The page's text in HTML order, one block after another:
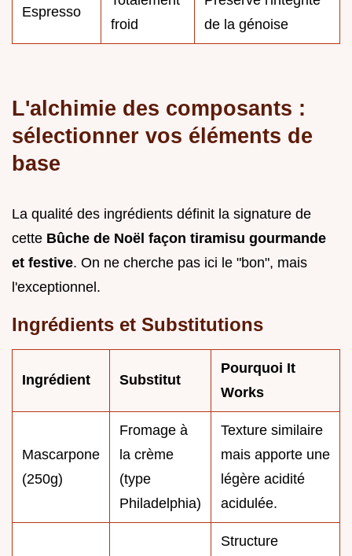
Espresso
froid
de la génoise
L'alchimie des composants :
sélectionner vos éléments de
base
La qualité des ingrédients définit la signature de
cette Bûche de Noël façon tiramisu gourmande
et festive. On ne cherche pas ici le "bon", mais
l'exceptionnel.
Ingrédients et Substitutions
Ingrédient Substitut
Pourquoi It
Works
Mascarpone
(250g)
Fromage à
la crème
(type
Philadelphia)
Texture similaire
mais apporte une
légère acidité
acidulée.
Structure